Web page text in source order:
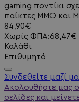
gaming ποντίκι
παίκτες MMO και
84,90€
Χωρίς ΦΠΑ:68,47€
Καλάθι
Επιθυμητό
Συνδεθείτε μαζί
Ακολουθήστε μας
σελίδες και